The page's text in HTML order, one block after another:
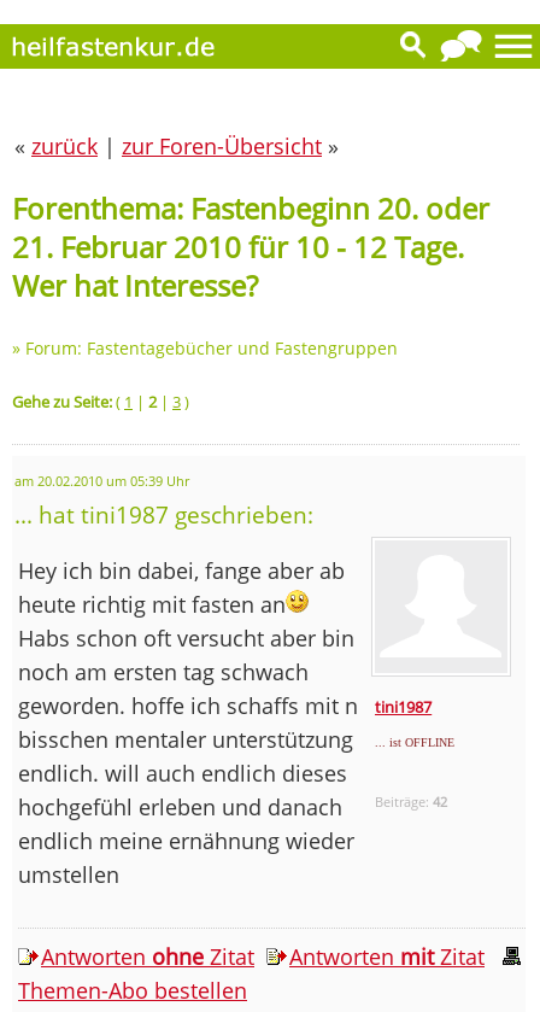
« zurück | zur Foren-Übersicht »
Forenthema: Fastenbeginn 20. oder
21. Februar 2010 für 10 - 12 Tage.
Wer hat Interesse?
» Forum: Fastentagebücher und Fastengruppen
Gehe zu Seite:( 1 | 2| 3)
am 20.02.2010 um 05:39 Uhr
... hat tini1987 geschrieben:
tini1987
... ist OFFLINE
Beiträge:42
Hey ich bin dabei, fange aber ab
heute richtig mit fasten an
Habs schon oft versucht aber bin
noch am ersten tag schwach
geworden. hoffe ich schaffs mit n
bisschen mentaler unterstützung
endlich. will auch endlich dieses
hochgefühl erleben und danach
endlich meine ernähnung wieder
umstellen
Antworten ohne Zitat Antworten mitZitat
Themen-Abo bestellen